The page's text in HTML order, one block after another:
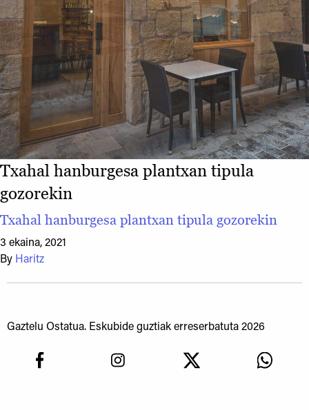
Txahal hanburgesa plantxan tipula
gozorekin
Txahal hanburgesa plantxan tipula gozorekin
3 ekaina, 2021
By Haritz
Gaztelu Ostatua. Eskubide guztiak erreserbatuta 2026